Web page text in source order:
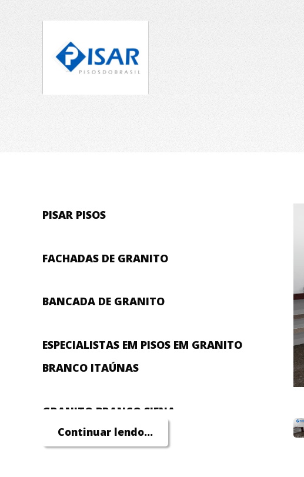
PISAR PISOS
FACHADAS DE GRANITO
BANCADA DE GRANITO
ESPECIALISTAS EM PISOS EM GRANITO
BRANCO ITAÚNAS
GRANITO BRANCO SIENA
Continuar lendo...